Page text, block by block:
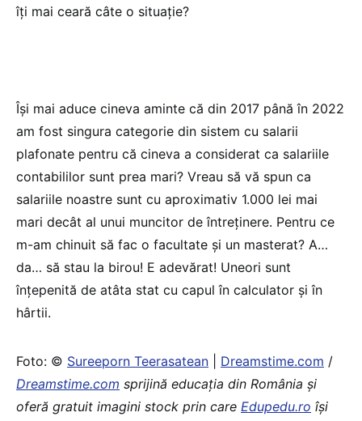
îți mai ceară câte o situație?
Își mai aduce cineva aminte că din 2017 până în 2022
am fost singura categorie din sistem cu salarii
plafonate pentru că cineva a considerat ca salariile
contabililor sunt prea mari? Vreau să vă spun ca
salariile noastre sunt cu aproximativ 1.000 lei mai
mari decât al unui muncitor de întreținere. Pentru ce
m-am chinuit să fac o facultate și un masterat? A…
da… să stau la birou! E adevărat! Uneori sunt
înțepenită de atâta stat cu capul în calculator și în
hârtii.
Foto: © Sureeporn Teerasatean Dreamstime.com /
Dreamstime.com sprijină educaţia din România şi
oferă gratuit imagini stock prin care Edupedu.ro îşi